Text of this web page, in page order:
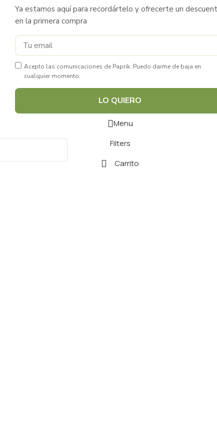
Ya estamos aquí para recordártelo y ofrecerte un
en la primera compra
Acepto las comunicaciones de Paprik. Puedo darme de baja en
cualquier momento.
LO QUIERO
Menu
Filters
Carrito